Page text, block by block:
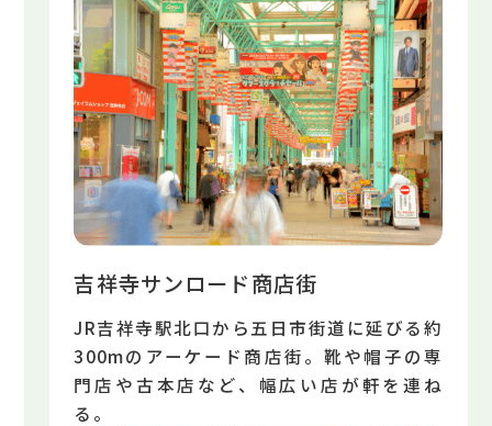
吉祥寺サンロード商店街
JR吉祥寺駅北口から五日市街道に延びる約
300mのアーケード商店街。靴や帽子の専
門店や古本店など、幅広い店が軒を連ね
る。